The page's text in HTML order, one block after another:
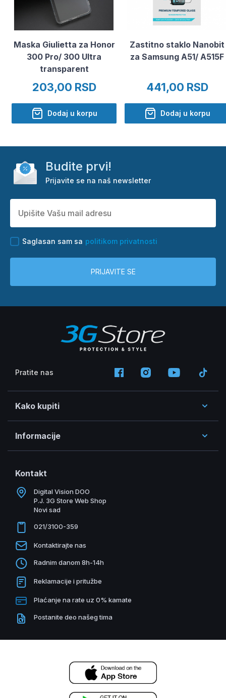
Maska Giulietta za Honor
300 Pro/ 300 Ultra
transparent
203,00 RSD
Dodaj u korpu
Zastitno staklo Nanobit
za Samsung A51/ A515F
441,00 RSD
Dodaj u korpu
Budite prvi!
Prijavite se na naš newsletter
Saglasan sam sa politikom privatnosti
PRIJAVITE SE
Pratite nas
Kako kupiti
Informacije
Kontakt
Digital Vision DOO
P.J. 3G Store Web Shop
Novi sad
021/3100-359
Kontaktirajte nas
Radnim danom 8h-14h
Reklamacije i pritužbe
Plaćanje na rate uz 0% kamate
Postanite deo našeg tima